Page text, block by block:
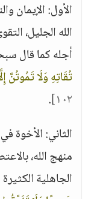
الأول: الإيمان
الله الجليل،
أجله كما قال
تُقَاتِهِ وَلَا تَمُوتُنَّ
١٠٢] .
الثاني: الأخوة
منهج الله،
الجاهلية